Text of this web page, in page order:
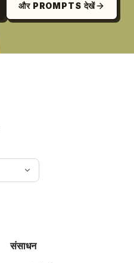
और PROMPTS देखें
संसाधन